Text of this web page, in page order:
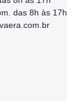
das 8h às 17h